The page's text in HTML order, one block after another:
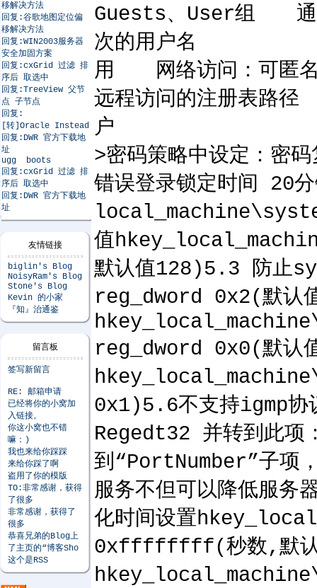
移解决方法
回复:谷歌地图定位偏
移解决方法
回复:WIN2003服务器
安全加固方案
回复:cxGrid 过滤 排
序后 取选中
回复:TreeView 父节
点 子节点
回复:
[转]Oracle Instead
回复:DWR 官方下载地
址
ugg boots
回复:cxGrid 过滤 排
序后 取选中
回复:DWR 官方下载地
址
友情链接
biglin's Blog
NoisyRam's Blog
Stone's Blog
Kevin 的小家
『知』治通鉴
留言板
签写新留言
RE: 邮箱申请
已经将你的小窝加
入链接。
你这小窝也不错
嘛：)
我也来给你踩踩
来给你踩了啊
盗用了你的模版
TO:非常感谢，获得
了很多
非常感谢，获得了
很多
恭喜兄弟的Blog上
了主页的“博客Sho
这个是RSS
Guests、User组 通
次的用户名 启用
用 网络访问：
远程访问的注册表
户 重命名一个
>密码策略中设定：密
错误登录锁定时间 20
值
默认值128)5.3 防
reg_dword 0x2(默认
reg_dword 0x0(默认
0x1)5.6不支持igmp
Regedt32 并转到此
到“PortNumber”子项
服务不但可以降低服
化时间设置
0xffffffff(秒数,默认